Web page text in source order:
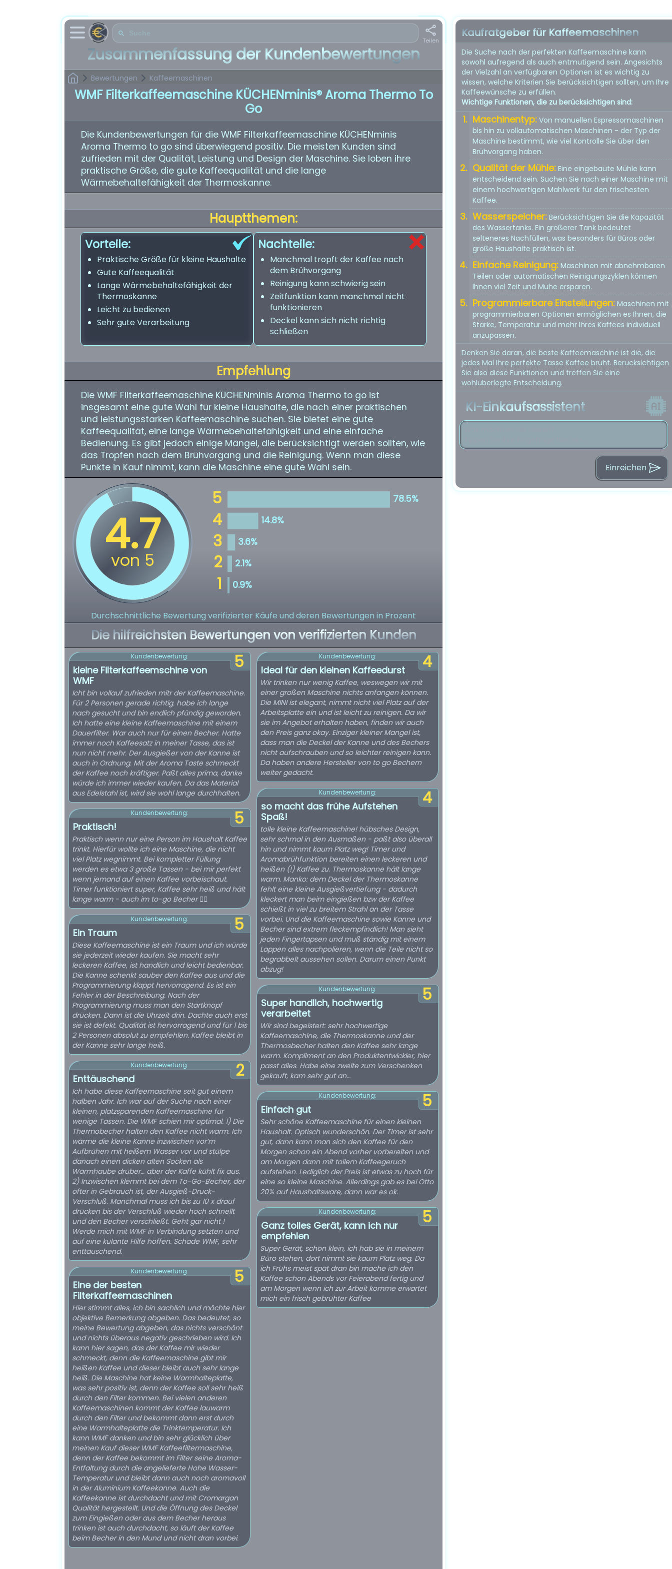
Teilen
Zusammenfassung der Kundenbewertungen
Bewertungen Kaffeemaschinen
WMF Filterkaffeemaschine KÜCHENminis® Aroma Thermo To
Go
Die Kundenbewertungen für die WMF Filterkaffeemaschine KÜCHENminis
Aroma Thermo to go sind überwiegend positiv. Die meisten Kunden sind
zufrieden mit der Qualität, Leistung und Design der Maschine. Sie loben ihre
praktische Größe, die gute Kaffeequalität und die lange
Wärmebehaltefähigkeit der Thermoskanne.
Hauptthemen:
Vorteile:
Praktische Größe für kleine Haushalte
Gute Kaffeequalität
Lange Wärmebehaltefähigkeit der
Thermoskanne
Leicht zu bedienen
Sehr gute Verarbeitung
Nachteile:
Manchmal tropft der Kaffee nach
dem Brühvorgang
Reinigung kann schwierig sein
Zeitfunktion kann manchmal nicht
funktionieren
Deckel kann sich nicht richtig
schließen
Empfehlung
Die WMF Filterkaffeemaschine KÜCHENminis Aroma Thermo to go ist
insgesamt eine gute Wahl für kleine Haushalte, die nach einer praktischen
und leistungsstarken Kaffeemaschine suchen. Sie bietet eine gute
Kaffeequalität, eine lange Wärmebehaltefähigkeit und eine einfache
Bedienung. Es gibt jedoch einige Mängel, die berücksichtigt werden sollten, wie
das Tropfen nach dem Brühvorgang und die Reinigung. Wenn man diese
Punkte in Kauf nimmt, kann die Maschine eine gute Wahl sein.
Durchschnittliche Bewertung verifizierter Käufe und deren Bewertungen in Prozent
Die hilfreichsten Bewertungen von verifizierten Kunden
5
Kundenbewertung:
kleine Filterkaffeemschine von
WMF
Icht bin vollauf zufrieden mitr der Kaffeemaschine.
Für 2 Personen gerade richtig. habe ich lange
nach gesucht und bin endlich pfündig geworden.
Ich hatte eine kleine Kaffeemaschine mit einem
Dauerfilter. War auch nur für einen Becher. Hatte
immer noch Kaffeesatz in meiner Tasse, das ist
nun nicht mehr. Der Ausgießer von der Kanne ist
auch in Ordnung. Mit der Aroma Taste schmeckt
der Kaffee noch kräftiger. Paßt alles prima, danke
würde ich immer wieder kaufen. Da das Material
aus Edelstahl ist, wird sie wohl lange durchhalten.
5
Kundenbewertung:
Praktisch!
Praktisch wenn nur eine Person im Haushalt Kaffee
trinkt. Hierfür wollte ich eine Maschine, die nicht
viel Platz wegnimmt. Bei kompletter Füllung
werden es etwa 3 große Tassen - bei mir perfekt
wenn jemand auf einen Kaffee vorbeischaut.
Timer funktioniert super, Kaffee sehr heiß und hält
lange warm - auch im to-go Becher 👍🏻
5
Kundenbewertung:
Ein Traum
Diese Kaffeemaschine ist ein Traum und ich würde
sie jederzeit wieder kaufen. Sie macht sehr
leckeren Kaffee, ist handlich und leicht bedienbar.
Die Kanne schenkt sauber den Kaffee aus und die
Programmierung klappt hervorragend. Es ist ein
Fehler in der Beschreibung. Nach der
Programmierung muss man den Startknopf
drücken. Dann ist die Uhrzeit drin. Dachte auch erst
sie ist defekt. Qualität ist hervorragend und für 1 bis
2 Personen absolut zu empfehlen. Kaffee bleibt in
der Kanne sehr lange heiß.
2
Kundenbewertung:
Enttäuschend
Ich habe diese Kaffeemaschine seit gut einem
halben Jahr. Ich war auf der Suche nach einer
kleinen, platzsparenden Kaffeemaschine für
wenige Tassen. Die WMF schien mir optimal. 1) Die
Thermobecher halten den Kaffee nicht warm. Ich
wärme die kleine Kanne inzwischen vor‘m
Aufbrühen mit heißem Wasser vor und stülpe
danach einen dicken alten Socken als
Wärmhaube drüber… aber der Kaffe kühlt fix aus.
2) Inzwischen klemmt bei dem To-Go-Becher, der
öfter in Gebrauch ist, der Ausgieß-Druck-
Verschluß. Manchmal muss ich bis zu 10 x drauf
drücken bis der Verschluß wieder hoch schnellt
und den Becher verschließt. Geht gar nicht !
Werde mich mit WMF in Verbindung setzten und
auf eine kulante Hilfe hoffen. Schade WMF, sehr
enttäuschend.
5
Kundenbewertung:
Eine der besten
Filterkaffeemaschinen
Hier stimmt alles, ich bin sachlich und möchte hier
objektive Bemerkung abgeben. Das bedeutet, so
meine Bewertung abgeben, das nichts verschönt
und nichts überaus negativ geschrieben wird. Ich
kann hier sagen, das der Kaffee mir wieder
schmeckt, denn die Kaffeemaschine gibt mir
heißen Kaffee und dieser bleibt auch sehr lange
heiß. Die Maschine hat keine Warmhalteplatte,
was sehr positiv ist, denn der Kaffee soll sehr heiß
durch den Filter kommen. Bei vielen anderen
Kaffeemaschinen kommt der Kaffee lauwarm
durch den Filter und bekommt dann erst durch
eine Warmhalteplatte die Trinktemperatur. Ich
kann WMF danken und bin sehr glücklich über
meinen Kauf dieser WMF Kaffeefiltermaschine,
denn der Kaffee bekommt im Filter seine Aroma-
Entfaltung durch die angelieferte Hohe Wasser-
Temperatur und bleibt dann auch noch aromavoll
in der Aluminium Kaffeekanne. Auch die
Kaffeekanne ist durchdacht und mit Cromargan
Qualität hergestellt. Und die Öffnung des Deckel
zum Eingießen oder aus dem Becher heraus
trinken ist auch durchdacht, so läuft der Kaffee
beim Becher in den Mund und nicht dran vorbei.
4
Kundenbewertung:
Ideal für den kleinen Kaffeedurst
Wir trinken nur wenig Kaffee, weswegen wir mit
einer großen Maschine nichts anfangen können.
Die MINI ist elegant, nimmt nicht viel Platz auf der
Arbeitsplatte ein und ist leicht zu reinigen. Da wir
sie im Angebot erhalten haben, finden wir auch
den Preis ganz okay. Einziger kleiner Mangel ist,
dass man die Deckel der Kanne und des Bechers
nicht aufschrauben und so leichter reinigen kann.
Da haben andere Hersteller von to go Bechern
weiter gedacht.
4
Kundenbewertung:
so macht das frühe Aufstehen
Spaß!
tolle kleine Kaffeemaschine! hübsches Design,
sehr schmal in den Ausmaßen - paßt also überall
hin und nimmt kaum Platz weg! Timer und
Aromabrühfunktion bereiten einen leckeren und
heißen (!) Kaffee zu. Thermoskanne hält lange
warm. Manko: dem Deckel der Thermoskanne
fehlt eine kleine Ausgießvertiefung - dadurch
kleckert man beim eingießen bzw der Kaffee
schießt in viel zu breitem Strahl an der Tasse
vorbei. Und die Kaffeemaschine sowie Kanne und
Becher sind extrem fleckempfindlich! Man sieht
jeden Fingertapsen und muß ständig mit einem
Lappen alles nachpolieren, wenn die Teile nicht so
begrabbelt aussehen sollen. Darum einen Punkt
abzug!
5
Kundenbewertung:
Super handlich, hochwertig
verarbeitet
Wir sind begeistert: sehr hochwertige
Kaffeemaschine, die Thermoskanne und der
Thermosbecher halten den Kaffee sehr lange
warm. Kompliment an den Produktentwickler, hier
passt alles. Habe eine zweite zum Verschenken
gekauft, kam sehr gut an…
5
Kundenbewertung:
Einfach gut
Sehr schöne Kaffeemaschine für einen kleinen
Haushalt. Optisch wunderschön. Der Timer ist sehr
gut, dann kann man sich den Kaffee für den
Morgen schon ein Abend vorher vorbereiten und
am Morgen dann mit tollem Kaffeegeruch
aufstehen. Lediglich der Preis ist etwas zu hoch für
eine so kleine Maschine. Allerdings gab es bei Otto
20% auf Haushaltsware, dann war es ok.
5
Kundenbewertung:
Ganz tolles Gerät, kann ich nur
empfehlen
Super Gerät, schön klein, ich hab sie in meinem
Büro stehen, dort nimmt sie kaum Platz weg. Da
ich Frühs meist spät dran bin mache ich den
Kaffee schon Abends vor Feierabend fertig und
am Morgen wenn ich zur Arbeit komme erwartet
mich ein frisch gebrühter Kaffee
Kaufratgeber für Kaffeemaschinen
Die Suche nach der perfekten Kaffeemaschine kann
sowohl aufregend als auch entmutigend sein. Angesichts
der Vielzahl an verfügbaren Optionen ist es wichtig zu
wissen, welche Kriterien Sie berücksichtigen sollten, um Ihre
Kaffeewünsche zu erfüllen.
Wichtige Funktionen, die zu berücksichtigen sind:
Maschinentyp: Von manuellen Espressomaschinen
bis hin zu vollautomatischen Maschinen - der Typ der
Maschine bestimmt, wie viel Kontrolle Sie über den
Brühvorgang haben.
Qualität der Mühle: Eine eingebaute Mühle kann
entscheidend sein. Suchen Sie nach einer Maschine mit
einem hochwertigen Mahlwerk für den frischesten
Kaffee.
Wasserspeicher: Berücksichtigen Sie die Kapazität
des Wassertanks. Ein größerer Tank bedeutet
selteneres Nachfüllen, was besonders für Büros oder
große Haushalte praktisch ist.
Einfache Reinigung: Maschinen mit abnehmbaren
Teilen oder automatischen Reinigungszyklen können
Ihnen viel Zeit und Mühe ersparen.
Programmierbare Einstellungen: Maschinen mit
programmierbaren Optionen ermöglichen es Ihnen, die
Stärke, Temperatur und mehr Ihres Kaffees individuell
anzupassen.
Denken Sie daran, die beste Kaffeemaschine ist die, die
jedes Mal Ihre perfekte Tasse Kaffee brüht. Berücksichtigen
Sie also diese Funktionen und treffen Sie eine
wohlüberlegte Entscheidung.
KI-Einkaufsassistent
Einreichen